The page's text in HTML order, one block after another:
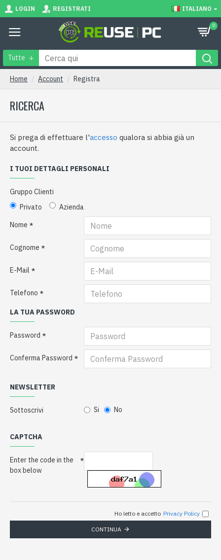
LOGIN REGISTRATI ITALIANO
0
Tutte
Home Account Registra
RICERCA
Si prega di effettuare l'accesso qualora si abbia già un
account.
I TUOI DETTAGLI PERSONALI
Gruppo Clienti
Privato
Azienda
Nome
Cognome
E-Mail
Telefono
LA TUA PASSWORD
Password
Conferma Password
NEWSLETTER
Sottoscrivi Si No
CAPTCHA
Enter the code in the
box below
Ho letto e accetto Privacy Policy
CONTINUA